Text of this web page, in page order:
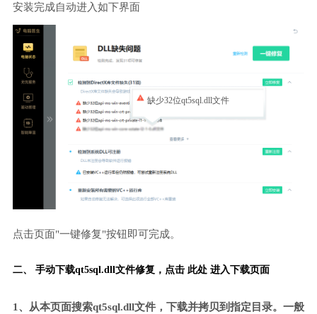
安装完成自动进入如下界面
缺少32位qt5sql.dll文件
点击页面"一键修复"按钮即可完成。
二、 手动下载qt5sql.dll文件修复， 点击 此处 进入下载页面
1、从本页面搜索qt5sql.dll文件，下载并拷贝到指定目录。一般